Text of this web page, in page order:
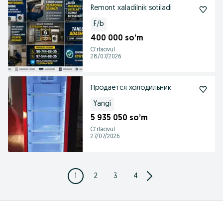
Remont xaladilnik sotiladi
F/b
400 000 so’m
Oʻrtaovul
28/07/2026
Продаётся холодильник
Yangi
5 935 050 so’m
Oʻrtaovul
27/07/2026
1 2 3 4